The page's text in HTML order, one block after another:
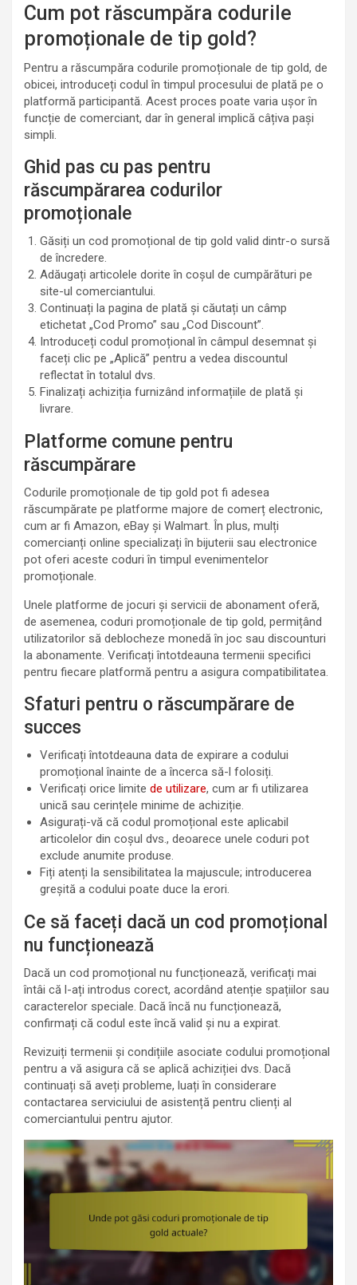
Cum pot răscumpăra codurile
promoționale de tip gold?
Pentru a răscumpăra codurile promoționale de tip gold, de
obicei, introduceți codul în timpul procesului de plată pe o
platformă participantă. Acest proces poate varia ușor în
funcție de comerciant, dar în general implică câțiva pași
simpli.
Ghid pas cu pas pentru
răscumpărarea codurilor
promoționale
Găsiți un cod promoțional de tip gold valid dintr-o sursă
de încredere.
Adăugați articolele dorite în coșul de cumpărături pe
site-ul comerciantului.
Continuați la pagina de plată și căutați un câmp
etichetat „Cod Promo” sau „Cod Discount”.
Introduceți codul promoțional în câmpul desemnat și
faceți clic pe „Aplică” pentru a vedea discountul
reflectat în totalul dvs.
Finalizați achiziția furnizând informațiile de plată și
livrare.
Platforme comune pentru
răscumpărare
Codurile promoționale de tip gold pot fi adesea
răscumpărate pe platforme majore de comerț electronic,
cum ar fi Amazon, eBay și Walmart. În plus, mulți
comercianți online specializați în bijuterii sau electronice
pot oferi aceste coduri în timpul evenimentelor
promoționale.
Unele platforme de jocuri și servicii de abonament oferă,
de asemenea, coduri promoționale de tip gold, permițând
utilizatorilor să deblocheze monedă în joc sau discounturi
la abonamente. Verificați întotdeauna termenii specifici
pentru fiecare platformă pentru a asigura compatibilitatea.
Sfaturi pentru o răscumpărare de
succes
Verificați întotdeauna data de expirare a codului
promoțional înainte de a încerca să-l folosiți.
Verificați orice limite de utilizare, cum ar fi utilizarea
unică sau cerințele minime de achiziție.
Asigurați-vă că codul promoțional este aplicabil
articolelor din coșul dvs., deoarece unele coduri pot
exclude anumite produse.
Fiți atenți la sensibilitatea la majuscule; introducerea
greșită a codului poate duce la erori.
Ce să faceți dacă un cod promoțional
nu funcționează
Dacă un cod promoțional nu funcționează, verificați mai
întâi că l-ați introdus corect, acordând atenție spațiilor sau
caracterelor speciale. Dacă încă nu funcționează,
confirmați că codul este încă valid și nu a expirat.
Revizuiți termenii și condițiile asociate codului promoțional
pentru a vă asigura că se aplică achiziției dvs. Dacă
continuați să aveți probleme, luați în considerare
contactarea serviciului de asistență pentru clienți al
comerciantului pentru ajutor.